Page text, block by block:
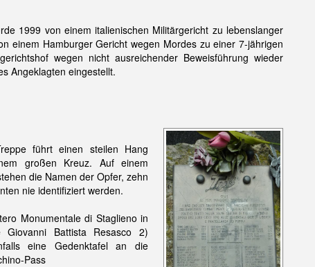
1999 von einem italienischen Militärgericht zu lebenslanger
einem Hamburger Gericht wegen Mordes zu einer 7-jährigen
wegen nicht ausreichender Beweisführung wieder
Angeklagten eingestellt.
führt einen steilen Hang
großen Kreuz. Auf einem
die Namen der Opfer, zehn
nie identifiziert werden.
Monumentale di Staglieno in
Giovanni Battista Resasco 2)
eine Gedenktafel an die
Pass